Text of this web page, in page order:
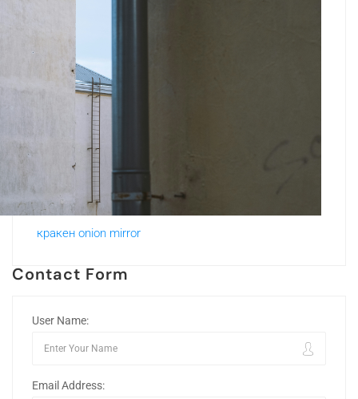
кракен onion mirror
Contact Form
User Name:
Email Address: